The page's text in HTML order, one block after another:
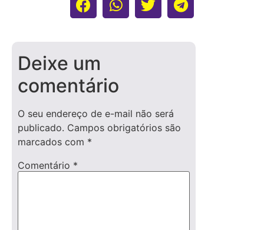
Deixe um
comentário
O seu endereço de e-mail não será
publicado. Campos obrigatórios são
marcados com *
Comentário *